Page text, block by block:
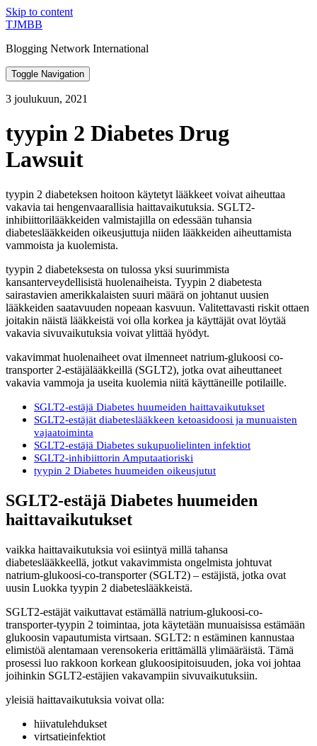
Skip to content
TJMBB
Blogging Network International
Toggle Navigation
3 joulukuun, 2021
tyypin 2 Diabetes Drug
Lawsuit
tyypin 2 diabeteksen hoitoon käytetyt lääkkeet voivat aiheuttaa
vakavia tai hengenvaarallisia haittavaikutuksia. SGLT2-
inhibiittorilääkkeiden valmistajilla on edessään tuhansia
diabeteslääkkeiden oikeusjuttuja niiden lääkkeiden aiheuttamista
vammoista ja kuolemista.
tyypin 2 diabeteksesta on tulossa yksi suurimmista
kansanterveydellisistä huolenaiheista. Tyypin 2 diabetesta
sairastavien amerikkalaisten suuri määrä on johtanut uusien
lääkkeiden saatavuuden nopeaan kasvuun. Valitettavasti riskit ottaen
joitakin näistä lääkkeistä voi olla korkea ja käyttäjät ovat löytää
vakavia sivuvaikutuksia voivat ylittää hyödyt.
vakavimmat huolenaiheet ovat ilmenneet natrium-glukoosi co-
transporter 2-estäjälääkkeillä (SGLT2), jotka ovat aiheuttaneet
vakavia vammoja ja useita kuolemia niitä käyttäneille potilaille.
SGLT2-estäjä Diabetes huumeiden haittavaikutukset
SGLT2-estäjät diabeteslääkkeen ketoasidoosi ja munuaisten
vajaatoiminta
SGLT2-estäjä Diabetes sukupuolielinten infektiot
SGLT2-inhibiittorin Amputaatioriski
tyypin 2 Diabetes huumeiden oikeusjutut
SGLT2-estäjä Diabetes huumeiden
haittavaikutukset
vaikka haittavaikutuksia voi esiintyä millä tahansa
diabeteslääkkeellä, jotkut vakavimmista ongelmista johtuvat
natrium-glukoosi-co-transporter (SGLT2) – estäjistä, jotka ovat
uusin Luokka tyypin 2 diabeteslääkkeistä.
SGLT2-estäjät vaikuttavat estämällä natrium-glukoosi-co-
transporter-tyypin 2 toimintaa, jota käytetään munuaisissa estämään
glukoosin vapautumista virtsaan. SGLT2: n estäminen kannustaa
elimistöä alentamaan verensokeria erittämällä ylimääräistä. Tämä
prosessi luo rakkoon korkean glukoosipitoisuuden, joka voi johtaa
joihinkin SGLT2-estäjien vakavampiin sivuvaikutuksiin.
yleisiä haittavaikutuksia voivat olla:
hiivatulehdukset
virtsatieinfektiot